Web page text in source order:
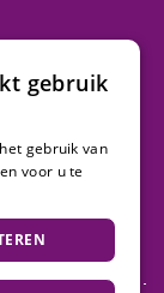
gebruik
gebruik van
voor u te